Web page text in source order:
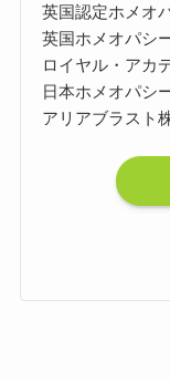
英国認定ホメオ
英国ホメオパシ
ロイヤル・アカ
日本ホメオパシ
アリアブラスト